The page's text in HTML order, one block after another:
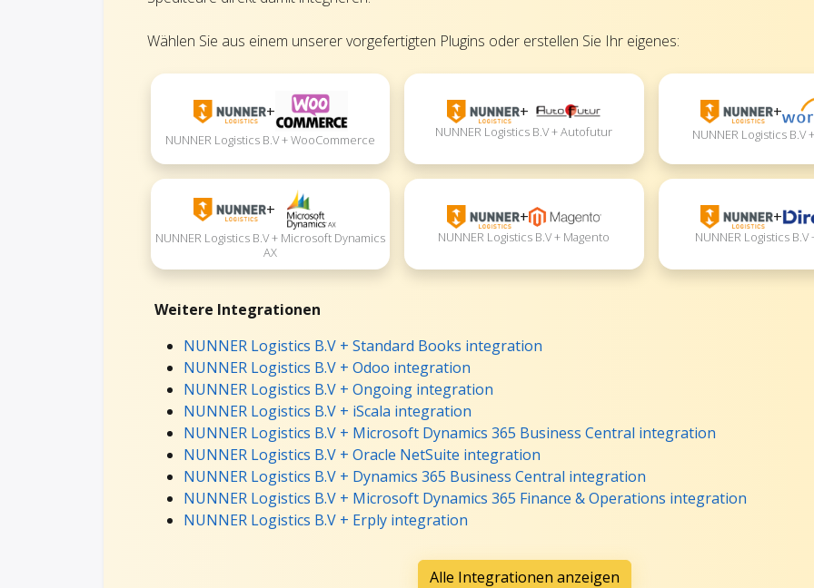
Wählen Sie aus einem unserer vorgefertigten Plugins oder erstellen Sie Ihr eigenes:
+
NUNNER Logistics B.V + WooCommerce
+
NUNNER Logistics B.V + Autofutur
+
NUNNER Logistics B.V
+
NUNNER Logistics B.V + Microsoft Dynamics
AX
+
NUNNER Logistics B.V + Magento
+
NUNNER Logistics
Weitere Integrationen
NUNNER Logistics B.V + Standard Books integration
NUNNER Logistics B.V + Odoo integration
NUNNER Logistics B.V + Ongoing integration
NUNNER Logistics B.V + iScala integration
NUNNER Logistics B.V + Microsoft Dynamics 365 Business Central integration
NUNNER Logistics B.V + Oracle NetSuite integration
NUNNER Logistics B.V + Dynamics 365 Business Central integration
NUNNER Logistics B.V + Microsoft Dynamics 365 Finance & Operations integration
NUNNER Logistics B.V + Erply integration
Alle Integrationen anzeigen